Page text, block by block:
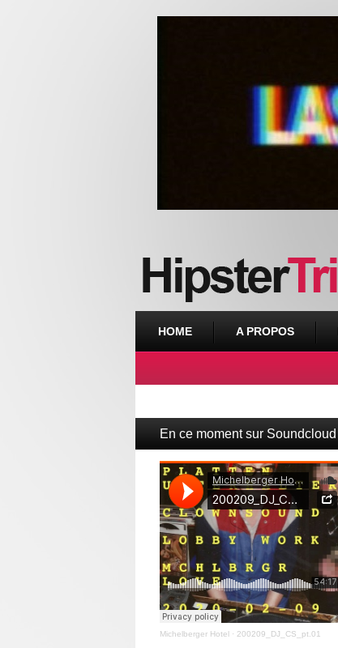
HOME A PROPOS
En ce moment sur Soundcloud
Michelberger Hotel · 200209_DJ_CS_pt.01